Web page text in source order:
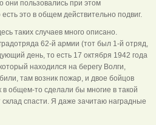
они пользовались при этом
это в общем действительно подвиг.
таких случаев много описано.
62-й армии (тот был 1-й отряд,
день, то есть 17 октября 1942 года
находился на берегу Волги,
там возник пожар, и двое бойцов
в общем-то сделали бы многие в такой
спасти. Я даже зачитаю наградные